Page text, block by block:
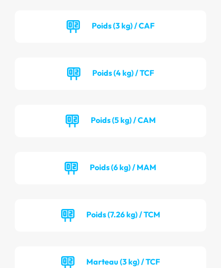
Poids (3 kg) / CAF
Poids (4 kg) / TCF
Poids (5 kg) / CAM
Poids (6 kg) / MAM
Poids (7.26 kg) / TCM
Marteau (3 kg) / TCF